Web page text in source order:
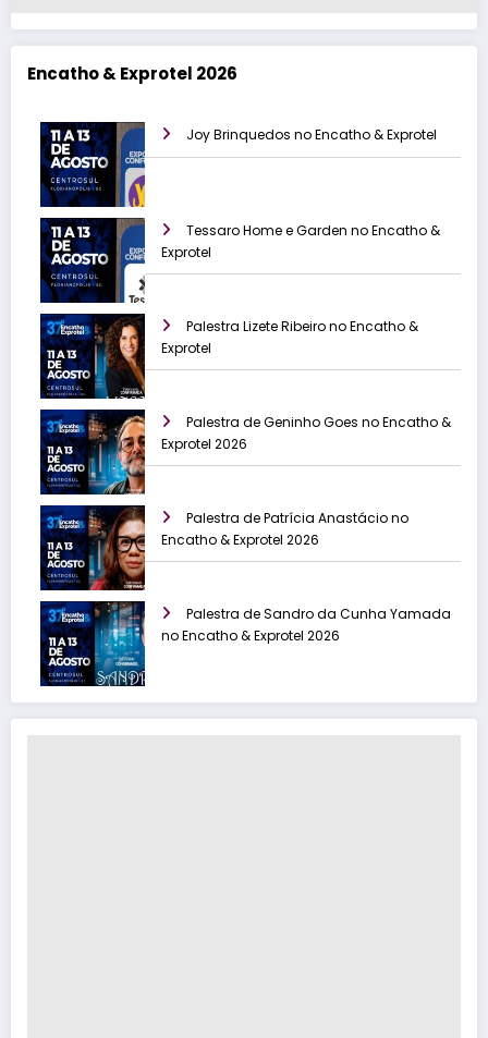
Encatho & Exprotel 2026
Joy Brinquedos no Encatho & Exprotel
Tessaro Home e Garden no Encatho &
Exprotel
Palestra Lizete Ribeiro no Encatho &
Exprotel
Palestra de Geninho Goes no Encatho &
Exprotel 2026
Palestra de Patrícia Anastácio no
Encatho & Exprotel 2026
Palestra de Sandro da Cunha Yamada
no Encatho & Exprotel 2026